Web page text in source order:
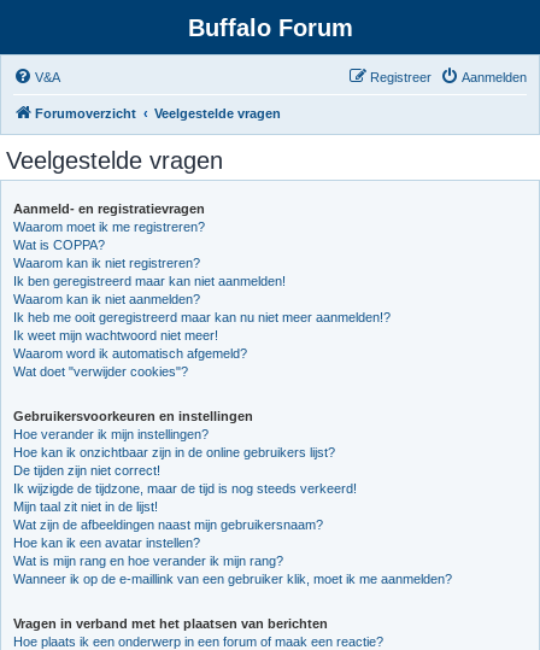
Buffalo Forum
V&A Aanmelden
Registreer
Forumoverzicht Veelgestelde vragen
Veelgestelde vragen
Aanmeld- en registratievragen
Waarom moet ik me registreren?
Wat is COPPA?
Waarom kan ik niet registreren?
Ik ben geregistreerd maar kan niet aanmelden!
Waarom kan ik niet aanmelden?
Ik heb me ooit geregistreerd maar kan nu niet meer aanmelden!?
Ik weet mijn wachtwoord niet meer!
Waarom word ik automatisch afgemeld?
Wat doet "verwijder cookies"?
Gebruikersvoorkeuren en instellingen
Hoe verander ik mijn instellingen?
Hoe kan ik onzichtbaar zijn in de online gebruikers lijst?
De tijden zijn niet correct!
Ik wijzigde de tijdzone, maar de tijd is nog steeds verkeerd!
Mijn taal zit niet in de lijst!
Wat zijn de afbeeldingen naast mijn gebruikersnaam?
Hoe kan ik een avatar instellen?
Wat is mijn rang en hoe verander ik mijn rang?
Wanneer ik op de e-maillink van een gebruiker klik, moet ik me aanmelden?
Vragen in verband met het plaatsen van berichten
Hoe plaats ik een onderwerp in een forum of maak een reactie?